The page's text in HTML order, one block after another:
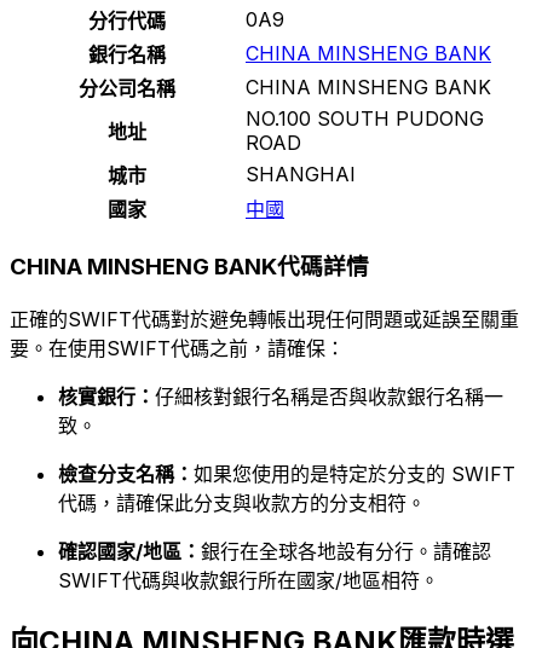
分行代碼
0A9
銀行名稱
CHINA MINSHENG BANK
分公司名稱
CHINA MINSHENG BANK
地址
NO.100 SOUTH PUDONG
ROAD
城市
SHANGHAI
國家
中國
CHINA MINSHENG BANK代碼詳情
正確的SWIFT代碼對於避免轉帳出現任何問題或延誤至關重
要。在使用SWIFT代碼之前，請確保：
核實銀行： 仔細核對銀行名稱是否與收款銀行名稱一
致。
檢查分支名稱： 如果您使用的是特定於分支的 SWIFT
代碼，請確保此分支與收款方的分支相符。
確認國家/地區： 銀行在全球各地設有分行。請確認
SWIFT代碼與收款銀行所在國家/地區相符。